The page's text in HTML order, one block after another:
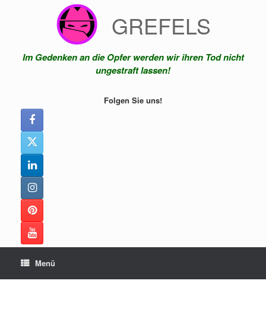
GREFELS
Im Gedenken an die Opfer werden wir ihren Tod nicht
ungestraft lassen!
Folgen Sie uns!
Menü